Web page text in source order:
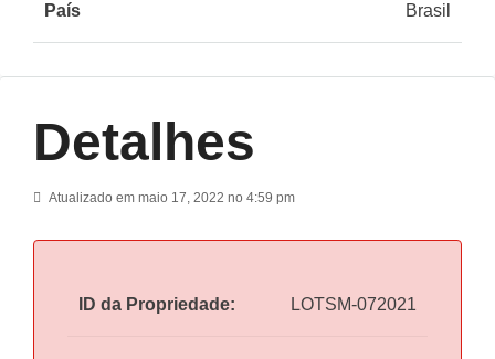
País Brasil
Detalhes
Atualizado em maio 17, 2022 no 4:59 pm
ID da Propriedade: LOTSM-072021